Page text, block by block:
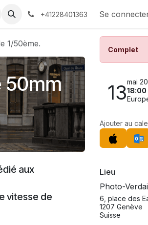
Services Contactez-nous
+41228401363 Se
1/50ème.
50mm
aux
vitesse de
Complet
13mai
18:00
Ajouter au
Lieu
Photo-
6, place des
1207 Genève
Suisse